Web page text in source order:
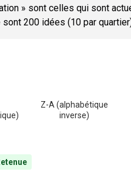
» sont celles qui sont
200 idées (10 par
Z-A (alphabétique
inverse)